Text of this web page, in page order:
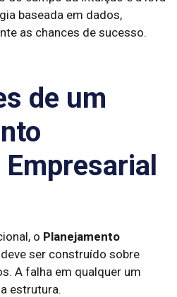
baseada em dados,
as chances de sucesso.
de um
o Planejamento
deve ser construído sobre
A falha em qualquer um
estrutura.